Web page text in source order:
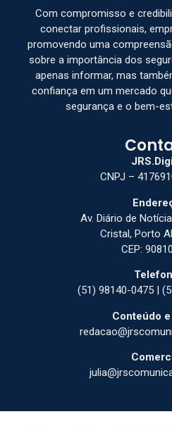
Com compromisso e
conectar profissionais,
promovendo uma
sobre a importância dos
apenas informar, mas
confiança em um mercado
segurança e o bem-
CNPJ –
Av. Diário de
Cristal, Porto
CEP:
(51) 98140-0475 |
Conteúdo